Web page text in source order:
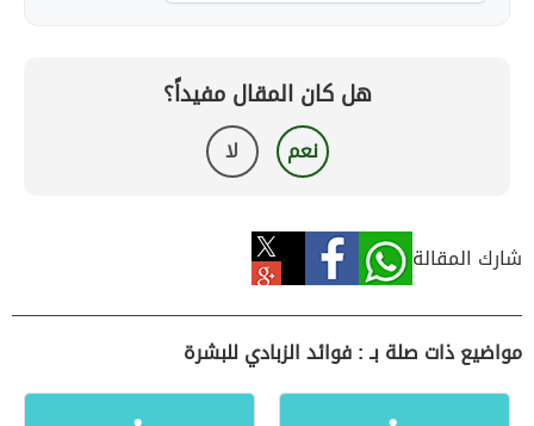
هل كان المقال مفيداً؟
نعم لا
شارك المقالة
مواضيع ذات صلة بـ : فوائد الزبادي للبشرة